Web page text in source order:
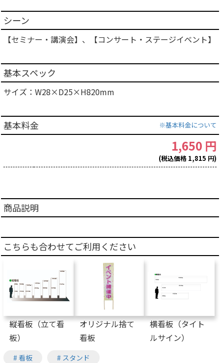
シーン
【セミナー・講演会】、【コンサート・ステージイベント】
基本スペック
サイズ：W28×D25×H820mm
基本料金 ※基本料金について
1,650 円
(税込価格 1,815 円)
商品説明
こちらも合わせてご利用ください
縦看板（立て看
板）
オリジナル捨て
看板
横看板（タイト
ルサイン）
# 看板 # スタンド